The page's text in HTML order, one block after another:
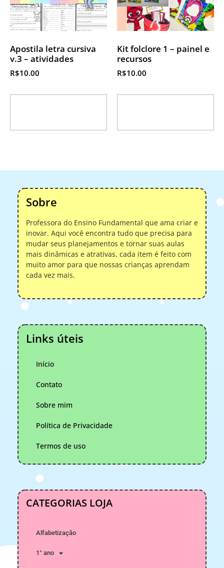
Apostila letra cursiva
v.3 – atividades
R$10.00
Kit folclore 1 – painel e
recursos
R$10.00
Sobre
Professora do Ensino Fundamental que ama criar e
inovar. Aqui você encontra tudo que precisa para
mudar seus planejamentos e tornar suas aulas
mais dinâmicas e atrativas, cada item é feito com
muito amor para que nossas crianças aprendam
cada vez mais.
Links úteis
Início
Contato
Sobre mim
Política de Privacidade
Termos de uso
CATEGORIAS LOJA
Alfabetização
1° ano